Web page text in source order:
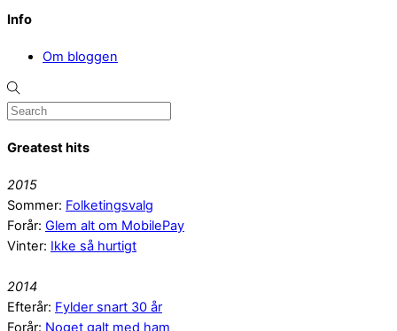
Info
Om bloggen
Greatest hits
2015
Sommer: Folketingsvalg
Forår: Glem alt om MobilePay
Vinter: Ikke så hurtigt
2014
Efterår: Fylder snart 30 år
Forår: Noget galt med ham